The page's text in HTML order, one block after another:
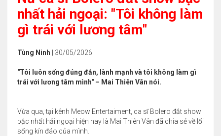
nhất hải ngoại: "Tôi không làm
gì trái với lương tâm"
Tùng Ninh | 30/05/2026
"Tôi luôn sống đúng đắn, lành mạnh và tôi không làm gì
trái với lương tâm mình" – Mai Thiên Vân nói.
Vừa qua, tại kênh Meow Entertaiment, ca sĩ Bolero đắt show
bậc nhất hải ngoại hiện nay là Mai Thiên Vân đã chia sẻ về lối
sống kín đáo của mình.